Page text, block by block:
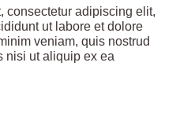
consectetur adipiscing elit,
ut labore et dolore
veniam, quis nostrud
nisi ut aliquip ex ea